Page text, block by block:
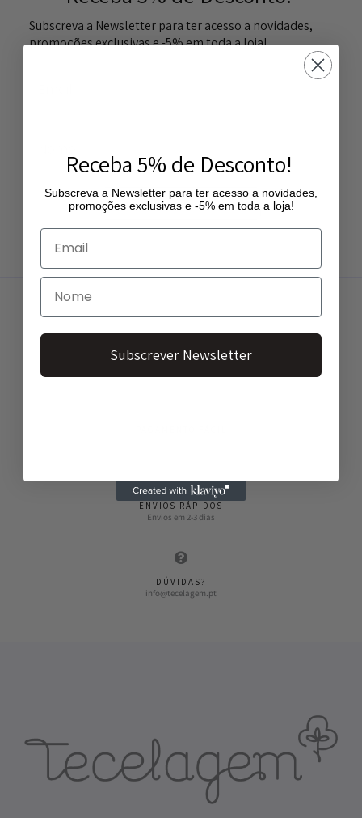
Subscreva a Newsletter para ter acesso a novidades,
promoções exclusivas e -5% em toda a loja!
Subscrever Newsletter
ENTREGA GRATUITA
ENVIOS RÁPIDOS
Envios em 2-3 dias
DÚVIDAS?
info@tecelagem.pt
Receba 5% de Desconto!
Subscreva a Newsletter para ter acesso a novidades,
promoções exclusivas e -5% em toda a loja!
Subscrever Newsletter